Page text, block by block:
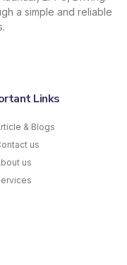
a simple and reliable
Links
& Blogs
us
us